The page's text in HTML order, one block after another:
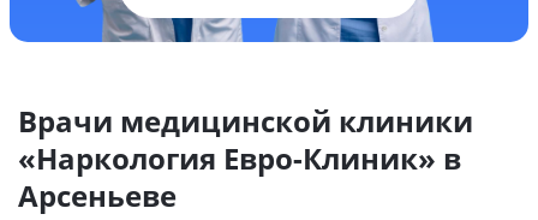
Врачи медицинской клиники
«Наркология Евро-Клиник» в
Арсеньеве